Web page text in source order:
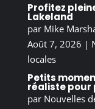
Profitez
Lakeland
par Mike
Août 7, 2026 |
locales
Petits
réaliste pour
par Nouvelles